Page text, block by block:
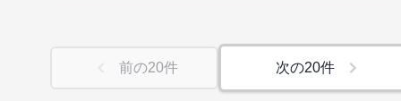
前の20件 次の20件